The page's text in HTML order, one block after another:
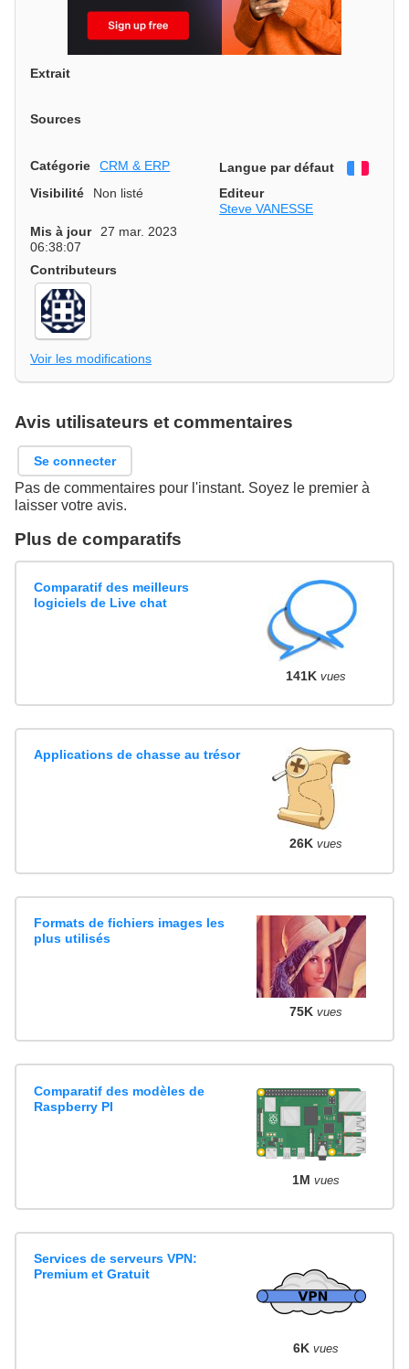
Extrait
Sources
Catégorie CRM & ERP Langue par défaut
Visibilité
Non listé
Editeur
Steve VANESSE
Mis à jour
27 mar. 2023
06:38:07
Contributeurs
Voir les modifications
Avis utilisateurs et commentaires
Se connecter
Pas de commentaires pour l'instant. Soyez le premier à
laisser votre avis.
Plus de comparatifs
Comparatif des meilleurs
logiciels de Live chat
141K vues
Applications de chasse au trésor
26K vues
Formats de fichiers images les
plus utilisés
75K vues
Comparatif des modèles de
Raspberry PI
1M vues
Services de serveurs VPN:
Premium et Gratuit
6K vues